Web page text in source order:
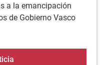
a la emancipación
de Gobierno Vasco
Puesta en marcha del